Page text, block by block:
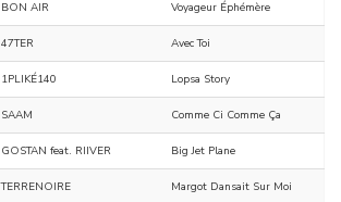
BON AIR Voyageur Éphémère
47TER Avec Toi
1PLIKÉ140 Lopsa Story
SAAM Comme Ci Comme Ça
GOSTAN feat. RIIVER Big Jet Plane
TERRENOIRE Margot Dansait Sur Moi